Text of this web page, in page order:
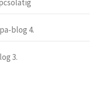
blog 4.
3.